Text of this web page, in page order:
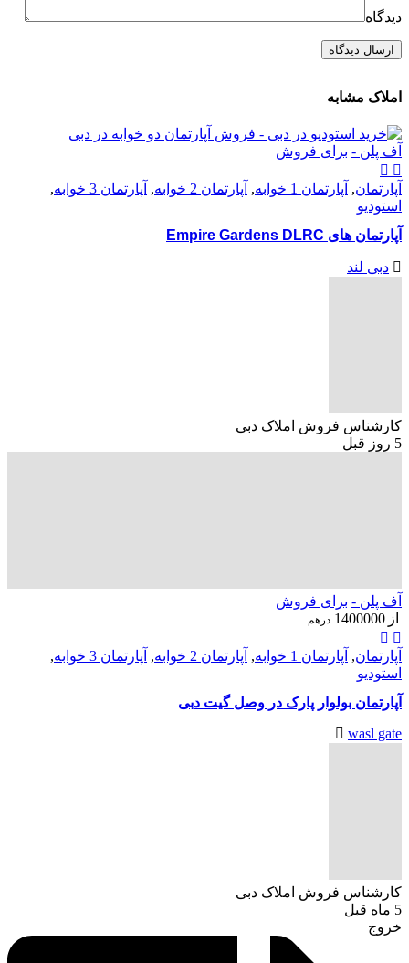
دیدگاه
املاک مشابه
آف پلن - برای فروش
آپارتمان, آپارتمان 1 خوابه , آپارتمان 2 خوابه , آپارتمان 3 خوابه
,
استودیو
آپارتمان های Empire Gardens DLRC
دبی لند
کارشناس فروش املاک دبی
5 روز قبل
آف پلن - برای فروش
از 1400000 درهم
آپارتمان, آپارتمان 1 خوابه , آپارتمان 2 خوابه , آپارتمان 3 خوابه
,
استودیو
آپارتمان بولوار پارک در وصل گیت دبی
wasl gate
کارشناس فروش املاک دبی
5 ماه قبل
خروج